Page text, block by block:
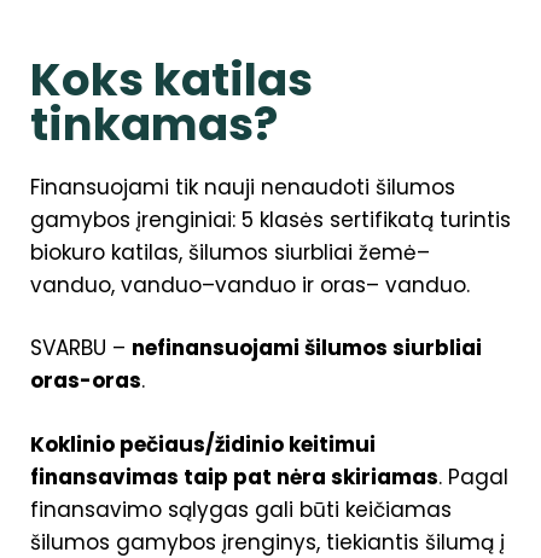
Koks katilas
tinkamas?
Finansuojami tik nauji nenaudoti šilumos
gamybos įrenginiai: 5 klasės sertifikatą turintis
biokuro katilas, šilumos siurbliai žemė–
vanduo, vanduo–vanduo ir oras– vanduo.
SVARBU – nefinansuojami šilumos siurbliai
oras-oras.
Koklinio pečiaus/židinio keitimui
finansavimas taip pat nėra skiriamas. Pagal
finansavimo sąlygas gali būti keičiamas
šilumos gamybos įrenginys, tiekiantis šilumą į